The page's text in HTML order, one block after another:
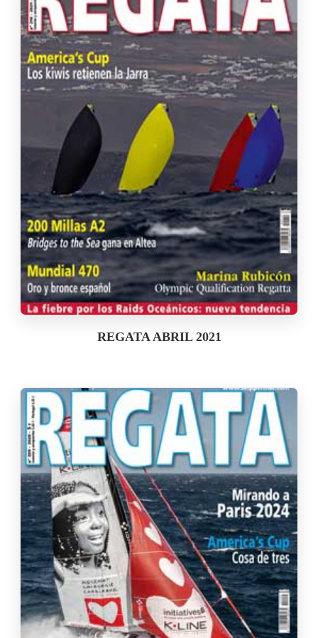
REGATA ABRIL 2021